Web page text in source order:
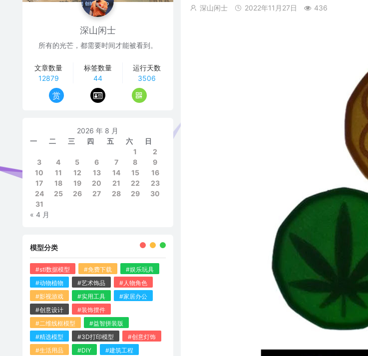
深山闲士 2022年11月27日 436
深山闲士
所有的光芒，都需要时间才能被看到。
文章数量
12879
标签数量
44
运行天数
3506
赏
2026 年 8 月
一
二 三 四 五 六
日
1
2
3
4 5 6 7 8
9
10
11 12 13 14 15
16
17
18 19 20 21 22
23
24
25 26 27 28 29
30
31
« 4 月
模型分类
#stl数据模型 #免费下载
#娱乐玩具
#动物植物
#艺术饰品
#人物角色
#影视游戏
#实用工具
#家居办公
#创意设计
#装饰摆件
#二维线框模型
#益智拼装版
#精选模型
#3D打印模型
#创意灯饰
#生活用品
#DIY
#建筑工程